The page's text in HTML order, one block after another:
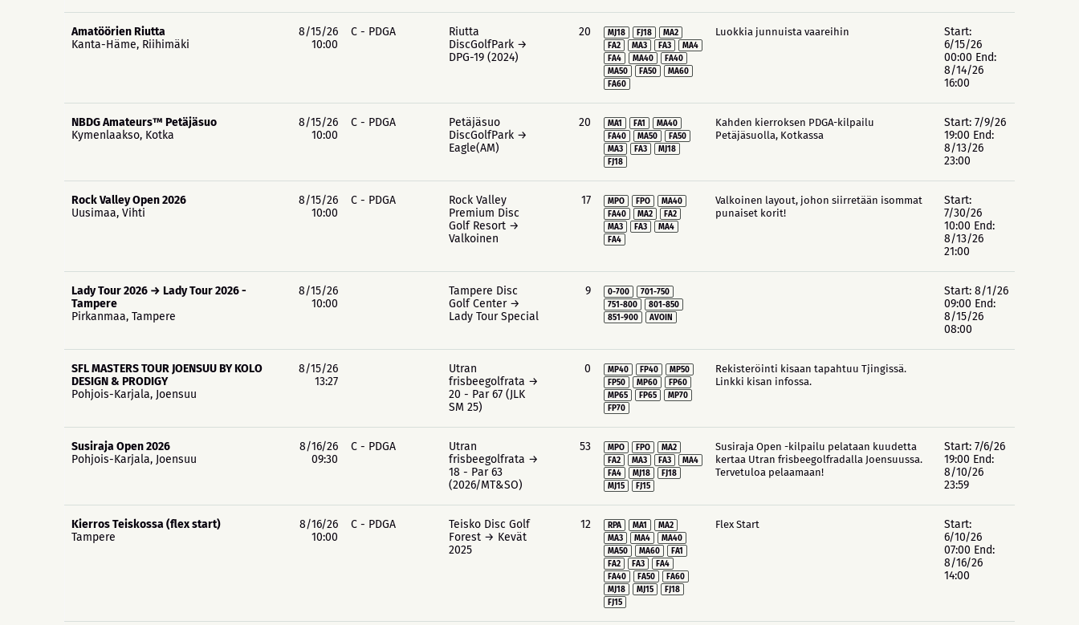
Amatöörien Riutta
Kanta-Häme, Riihimäki
8/15/26
10:00
C - PDGA
Riutta
DiscGolfPark →
DPG-19 (2024)
20 MJ18 FJ18
MA2
FA2
MA3 FA3
MA4
FA4
MA40
FA40
MA50
FA50
MA60
FA60
Luokkia junnuista vaareihin
Start:
6/15/26
00:00 End:
8/14/26
16:00
NBDG Amateurs™ Petäjäsuo
Kymenlaakso, Kotka
8/15/26
10:00
C - PDGA
Petäjäsuo
DiscGolfPark →
Eagle(AM)
20 MA1 FA1
MA40
FA40
MA50
FA50
MA3
FA3
MJ18
FJ18
Kahden kierroksen PDGA-kilpailu
Petäjäsuolla, Kotkassa
Start: 7/9/26
19:00 End:
8/13/26
23:00
Rock Valley Open 2026
Uusimaa, Vihti
8/15/26
10:00
C - PDGA
Rock Valley
Premium Disc
Golf Resort →
Valkoinen
17 MPO FPO
MA40
FA40
MA2
FA2
MA3
FA3
MA4
FA4
Valkoinen layout, johon siirretään isommat
punaiset korit!
Start:
7/30/26
10:00 End:
8/13/26
21:00
Lady Tour 2026 → Lady Tour 2026 -
Tampere
Pirkanmaa, Tampere
8/15/26
10:00
Tampere Disc
Golf Center →
Lady Tour Special
9 0-700
701-750
751-800
801-850
851-900
AVOIN
Start: 8/1/26
09:00 End:
8/15/26
08:00
SFL MASTERS TOUR JOENSUU BY KOLO
DESIGN & PRODIGY
Pohjois-Karjala, Joensuu
8/15/26
13:27
Utran
frisbeegolfrata →
20 - Par 67 (JLK
SM 25)
0 MP40 FP40
MP50
FP50
MP60
FP60
MP65
FP65
MP70
FP70
Rekisteröinti kisaan tapahtuu Tjingissä.
Linkki kisan infossa.
Susiraja Open 2026
Pohjois-Karjala, Joensuu
8/16/26
09:30
C - PDGA
Utran
frisbeegolfrata →
18 - Par 63
(2026/MT&SO)
53 MPO FPO
MA2
FA2
MA3 FA3
MA4
FA4
MJ18
FJ18
MJ15
FJ15
Susiraja Open -kilpailu pelataan kuudetta
kertaa Utran frisbeegolfradalla Joensuussa.
Tervetuloa pelaamaan!
Start: 7/6/26
19:00 End:
8/10/26
23:59
Kierros Teiskossa (flex start)
Tampere
8/16/26
10:00
C - PDGA
Teisko Disc Golf
Forest → Kevät
2025
12 RPA MA1
MA2
MA3
MA4
MA40
MA50
MA60
FA1
FA2
FA3
FA4
FA40
FA50
FA60
MJ18
MJ15
FJ18
FJ15
Flex Start
Start:
6/10/26
07:00 End:
8/16/26
14:00